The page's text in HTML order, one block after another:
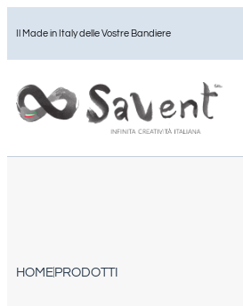
Il Made in Italy delle Vostre Bandiere
HOME PRODOTTI